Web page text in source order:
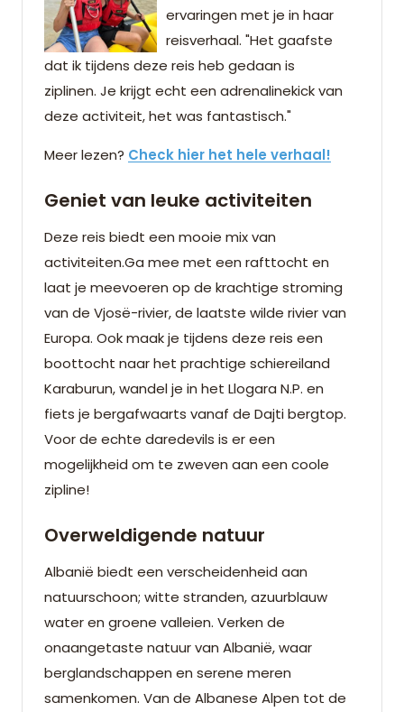
ervaringen met je in haar
reisverhaal. "Het gaafste
dat ik tijdens deze reis heb gedaan is
ziplinen. Je krijgt echt een adrenalinekick van
deze activiteit, het was fantastisch."
Meer lezen? Check hier het hele verhaal!
Geniet van leuke activiteiten
Deze reis biedt een mooie mix van
activiteiten.Ga mee met een rafttocht en
laat je meevoeren op de krachtige stroming
van de Vjosë-rivier, de laatste wilde rivier van
Europa. Ook maak je tijdens deze reis een
boottocht naar het prachtige schiereiland
Karaburun, wandel je in het Llogara N.P. en
fiets je bergafwaarts vanaf de Dajti bergtop.
Voor de echte daredevils is er een
mogelijkheid om te zweven aan een coole
zipline!
Overweldigende natuur
Albanië biedt een verscheidenheid aan
natuurschoon; witte stranden, azuurblauw
water en groene valleien. Verken de
onaangetaste natuur van Albanië, waar
berglandschappen en serene meren
samenkomen. Van de Albanese Alpen tot de